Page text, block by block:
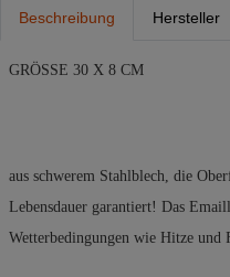
Beschreibung Hersteller
GRÖSSE 30 X 8 CM
aus schwerem Stahlblech, die
Lebensdauer garantiert! Das
Wetterbedingungen wie Hitze und